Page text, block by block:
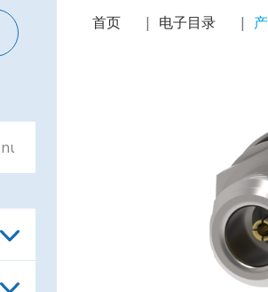
首页 电子目录